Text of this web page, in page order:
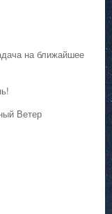
на ближайшее
Ветер